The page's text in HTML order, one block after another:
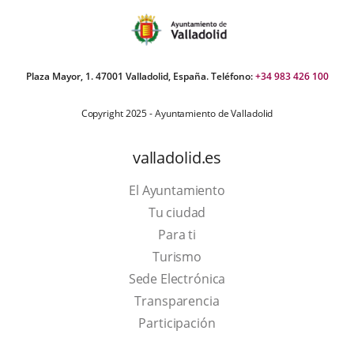
Plaza Mayor, 1. 47001 Valladolid, España. Teléfono:+34 983 426 100
Copyright 2025 - Ayuntamiento de Valladolid
valladolid.es
El Ayuntamiento
Tu ciudad
Para ti
TurismoThis
link
will
open
Sede Electrónica
Transparencia
Participación